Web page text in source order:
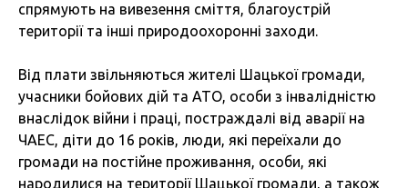
спрямують на вивезення сміття, благоустрій
території та інші природоохоронні заходи.
Від плати звільняються жителі Шацької громади,
учасники бойових дій та АТО, особи з інвалідністю
внаслідок війни і праці, постраждалі від аварії на
ЧАЕС, діти до 16 років, люди, які переїхали до
громади на постійне проживання, особи, які
народилися на території Шацької громади, а також